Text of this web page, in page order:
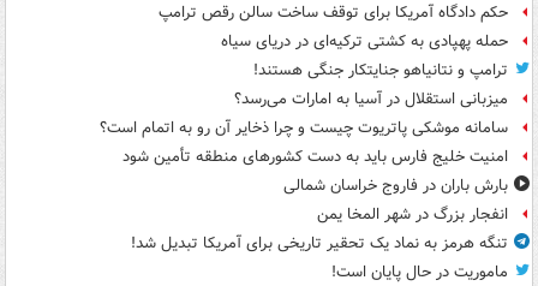
حکم دادگاه آمریکا برای توقف ساخت سالن رقص ترامپ
حمله پهپادی به کشتی ترکیه‌ای در دریای سیاه
ترامپ و نتانیاهو جنایتکار جنگی هستند!
میزبانی استقلال در آسیا به امارات می‌رسد؟
سامانه موشکی پاتریوت چیست و چرا ذخایر آن رو به اتمام است؟
امنیت خلیج فارس باید به دست کشورهای منطقه تأمین شود
بارش باران در فاروج خراسان شمالی
انفجار بزرگ در شهر المخا یمن
تنگه هرمز به نماد یک تحقیر تاریخی برای آمریکا تبدیل شد!
ماموریت در حال پایان است!